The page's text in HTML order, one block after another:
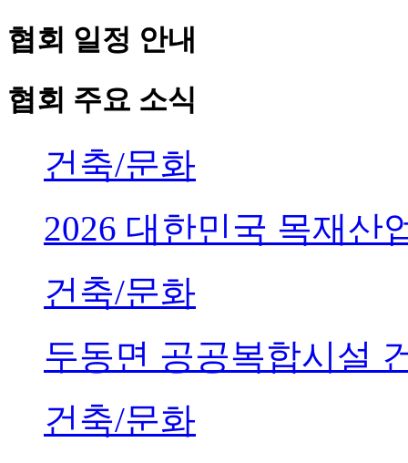
협회 일정 안내
협회 주요 소식
건축/문화
2026 대한민국 목재산
건축/문화
두동면 공공복합시설
건축/문화